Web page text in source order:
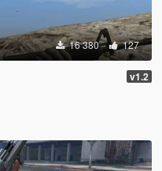
16 380 127
v1.2